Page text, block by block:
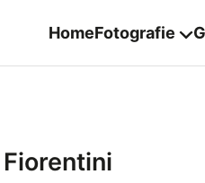
HomeFotografie